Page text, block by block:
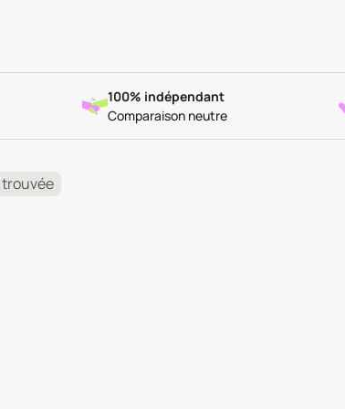
100% indépendant
Comparaison neutre
trouvée